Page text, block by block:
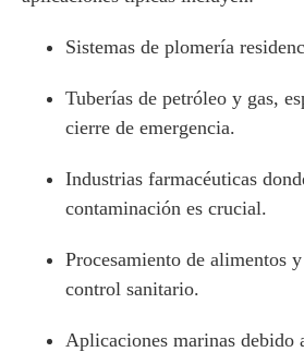
Sistemas de plomería
Tuberías de petróleo y gas,
cierre de emergencia.
Industrias farmacéuticas
contaminación es crucial.
Procesamiento de alimentos
control sanitario.
Aplicaciones marinas debido